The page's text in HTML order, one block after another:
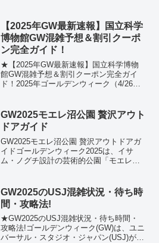
にぴったりです。施設情報仙北市角館町
に位置する「角館武家屋敷...
【2025年GW最新速報】国立科学
博物館GW混雑予想＆割引クーポ
ン完全ガイド！
★【2025年GW最新速報】国立科学博物
館GW混雑予想＆割引クーポン完全ガイ
ド！2025年ゴールデンウィーク（4/26〜
縮テク、オンライン＆JAF割引チケット
情報...
GW2025モエレ沼公園 贅沢アウト
ドアガイド
GW2025モエレ沼公園 贅沢アウトドアガ
イドゴールデンウィーク2025は、イサ
ム・ノグチ設計の芸術的公園「モエレ沼
り、ガラスのピラミッド噴水はGW後半か
ら運転開始。ピク...
GW2025のUSJ混雑状況・待ち時
間・攻略法!
★GW2025のUSJ混雑状況・待ち時間・
攻略法!ゴールデンウィーク(GW)は、ユニ
バーサル・スタジオ・ジャパン(USJ)が1